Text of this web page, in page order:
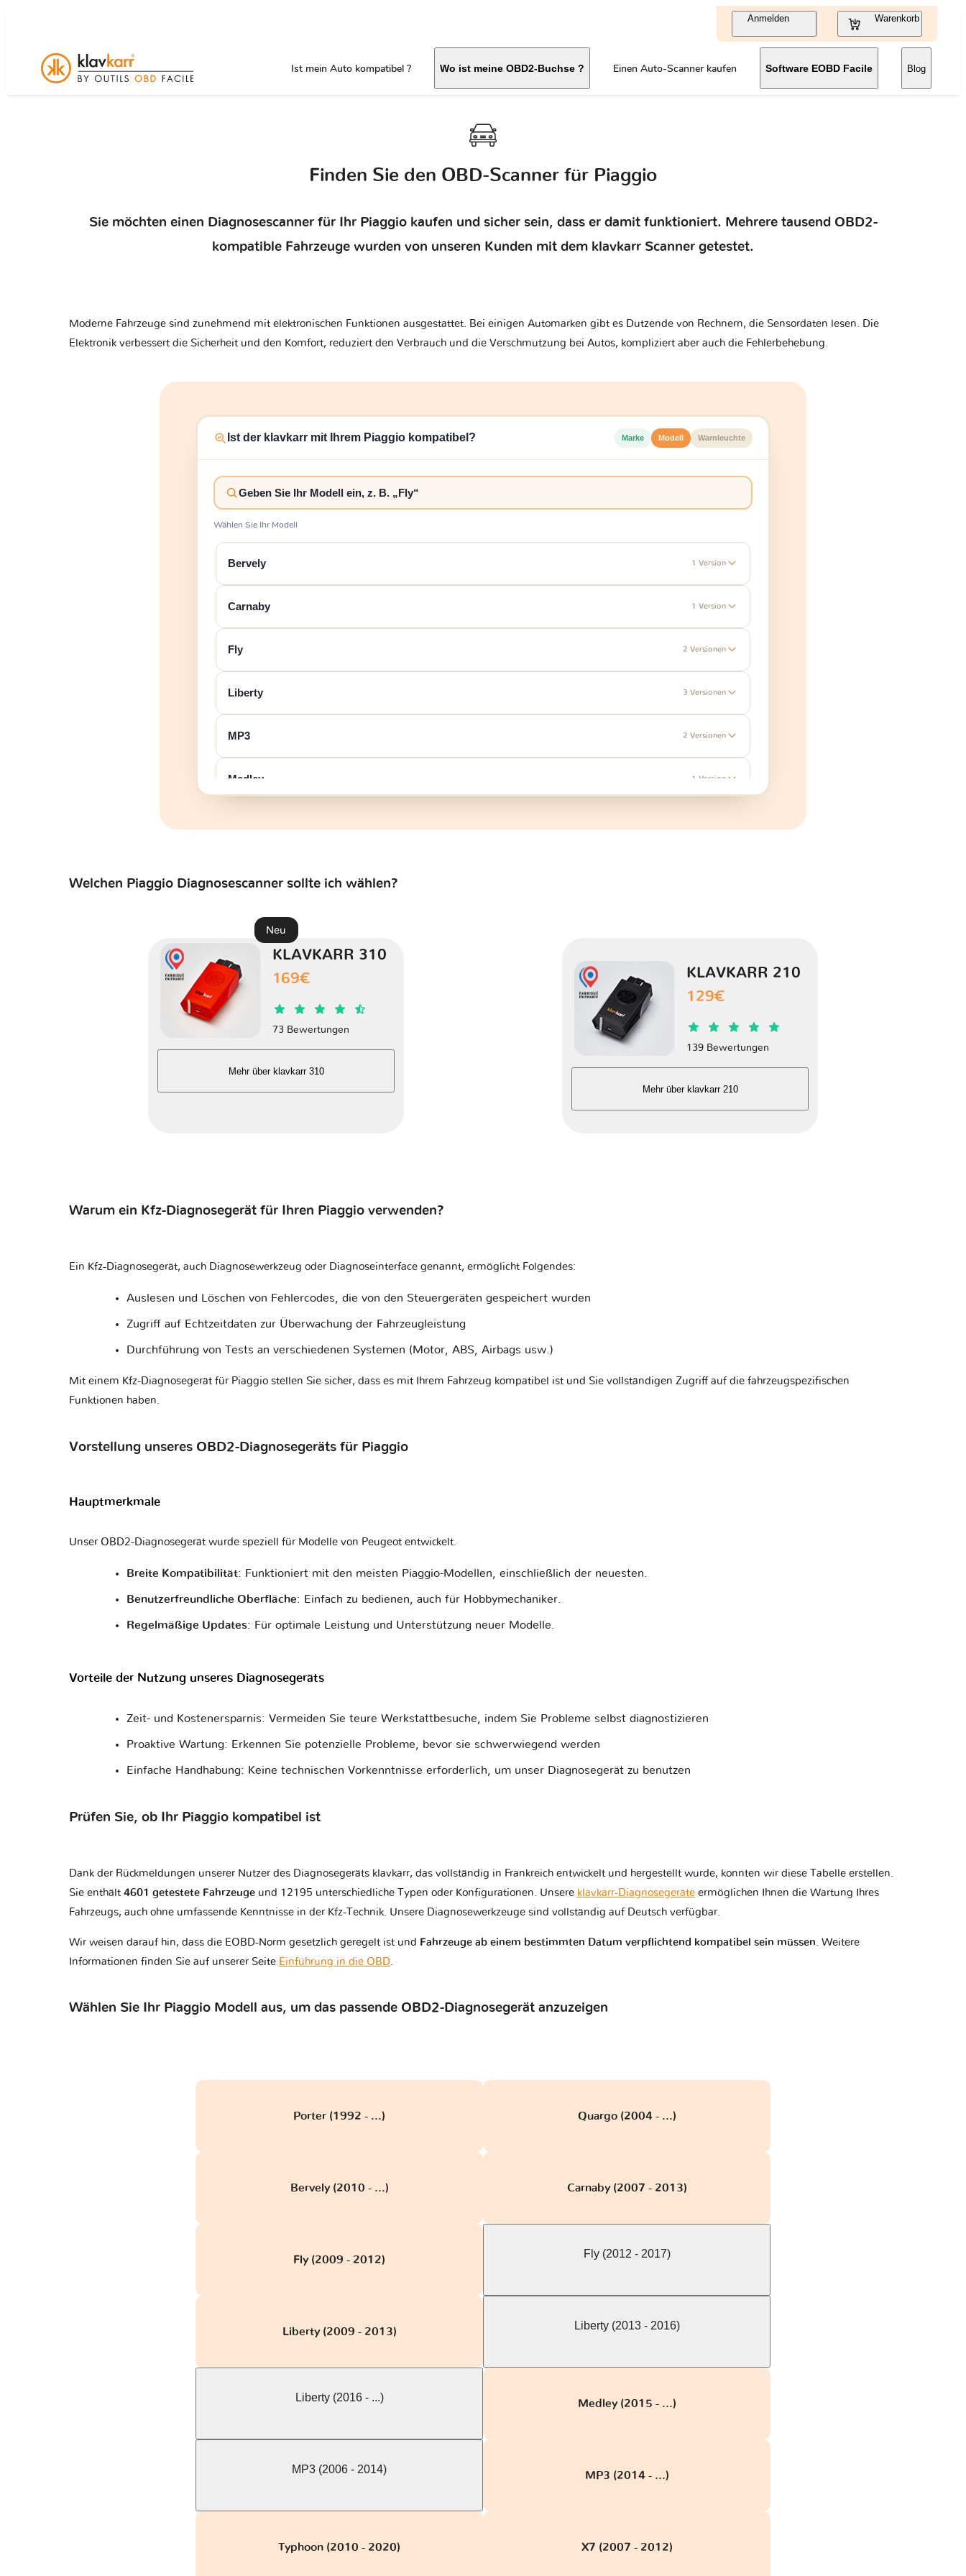
Anmelden Warenkorb
Ist mein Auto kompatibel ? Wo ist meine OBD2-Buchse ? Einen Auto-Scanner kaufen Software EOBD Facile Blog
Finden Sie den OBD-Scanner für Piaggio
Sie möchten einen Diagnosescanner für Ihr Piaggio kaufen und sicher sein, dass er damit funktioniert. Mehrere tausend OBD2-
kompatible Fahrzeuge wurden von unseren Kunden mit dem klavkarr Scanner getestet.
Moderne Fahrzeuge sind zunehmend mit elektronischen Funktionen ausgestattet. Bei einigen Automarken gibt es Dutzende von Rechnern, die Sensordaten lesen. Die
Elektronik verbessert die Sicherheit und den Komfort, reduziert den Verbrauch und die Verschmutzung bei Autos, kompliziert aber auch die Fehlerbehebung.
Ist der klavkarr mit Ihrem Piaggio kompatibel? Marke Modell Warnleuchte
Wählen Sie Ihr Modell
Bervely 1 Version
Carnaby 1 Version
Fly 2 Versionen
Liberty 3 Versionen
MP3 2 Versionen
Medley 1 Version
X7 1 Version
Welchen Piaggio Diagnosescanner sollte ich wählen?
Neu
KLAVKARR 310
169€
73 Bewertungen
Mehr über klavkarr 310
KLAVKARR 210
129€
139 Bewertungen
Mehr über klavkarr 210
Warum ein Kfz-Diagnosegerät für Ihren Piaggio verwenden?
Ein Kfz-Diagnosegerät, auch Diagnosewerkzeug oder Diagnoseinterface genannt, ermöglicht Folgendes:
Auslesen und Löschen von Fehlercodes, die von den Steuergeräten gespeichert wurden
Zugriff auf Echtzeitdaten zur Überwachung der Fahrzeugleistung
Durchführung von Tests an verschiedenen Systemen (Motor, ABS, Airbags usw.)
Mit einem Kfz-Diagnosegerät für Piaggio stellen Sie sicher, dass es mit Ihrem Fahrzeug kompatibel ist und Sie vollständigen Zugriff auf die fahrzeugspezifischen
Funktionen haben.
Vorstellung unseres OBD2-Diagnosegeräts für Piaggio
Hauptmerkmale
Unser OBD2-Diagnosegerät wurde speziell für Modelle von Peugeot entwickelt.
Breite Kompatibilität: Funktioniert mit den meisten Piaggio-Modellen, einschließlich der neuesten.
Benutzerfreundliche Oberfläche: Einfach zu bedienen, auch für Hobbymechaniker.
Regelmäßige Updates: Für optimale Leistung und Unterstützung neuer Modelle.
Vorteile der Nutzung unseres Diagnosegeräts
Zeit- und Kostenersparnis: Vermeiden Sie teure Werkstattbesuche, indem Sie Probleme selbst diagnostizieren
Proaktive Wartung: Erkennen Sie potenzielle Probleme, bevor sie schwerwiegend werden
Einfache Handhabung: Keine technischen Vorkenntnisse erforderlich, um unser Diagnosegerät zu benutzen
Prüfen Sie, ob Ihr Piaggio kompatibel ist
Dank der Rückmeldungen unserer Nutzer des Diagnosegeräts klavkarr, das vollständig in Frankreich entwickelt und hergestellt wurde, konnten wir diese Tabelle erstellen.
Sie enthält 4601 getestete Fahrzeuge und 12195 unterschiedliche Typen oder Konfigurationen. Unsere klavkarr-Diagnosegeräte ermöglichen Ihnen die Wartung Ihres
Fahrzeugs, auch ohne umfassende Kenntnisse in der Kfz-Technik. Unsere Diagnosewerkzeuge sind vollständig auf Deutsch verfügbar.
Wir weisen darauf hin, dass die EOBD-Norm gesetzlich geregelt ist und Fahrzeuge ab einem bestimmten Datum verpflichtend kompatibel sein müssen . Weitere
Informationen finden Sie auf unserer Seite Einführung in die OBD
Wählen Sie Ihr Piaggio Modell aus, um das passende OBD2-Diagnosegerät anzuzeigen
Porter (1992 - ...) Quargo (2004 - ...)
Bervely (2010 - ...) Carnaby (2007 - 2013)
Fly (2009 - 2012) Fly (2012 - 2017)
Liberty (2009 - 2013) Liberty (2013 - 2016)
Liberty (2016 - ...) Medley (2015 - ...)
MP3 (2006 - 2014) MP3 (2014 - ...)
Typhoon (2010 - 2020) X7 (2007 - 2012)